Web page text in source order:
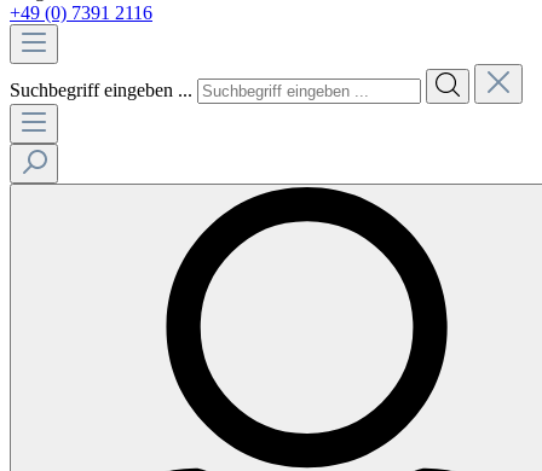
+49 (0) 7391 2116
Suchbegriff eingeben ...